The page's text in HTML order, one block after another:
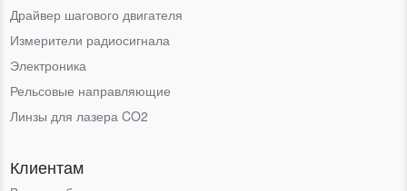
Драйвер шагового двигателя
Измерители радиосигнала
Электроника
Рельсовые направляющие
Линзы для лазера CO2
Клиентам